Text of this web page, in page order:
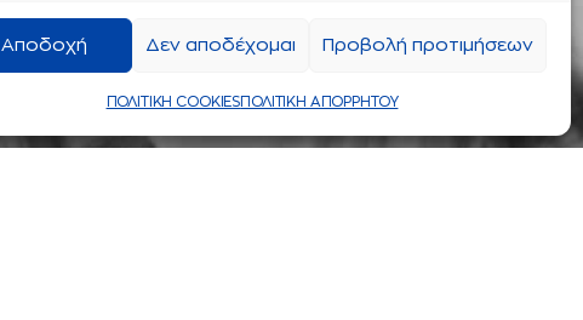
Αποδοχή Δεν αποδέχομαι Προβολή προτιμήσεων
ΠΟΛΙΤΙΚΗ COOKIESΠΟΛΙΤΙΚΗ ΑΠΟΡΡΗΤΟΥ